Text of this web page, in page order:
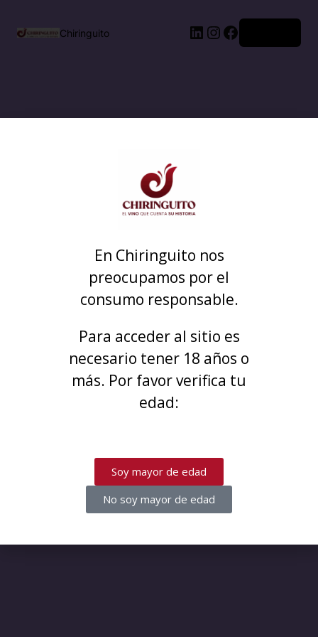
Chiringuito
¡Disculpa este desastre! Estamos
trabajando en algo increíble,
¡vuelve pronto!
En Chiringuito nos
preocupamos por el
consumo responsable.
Para acceder al sitio es
necesario tener 18 años o
más. Por favor verifica tu
edad:
Soy mayor de edad
No soy mayor de edad